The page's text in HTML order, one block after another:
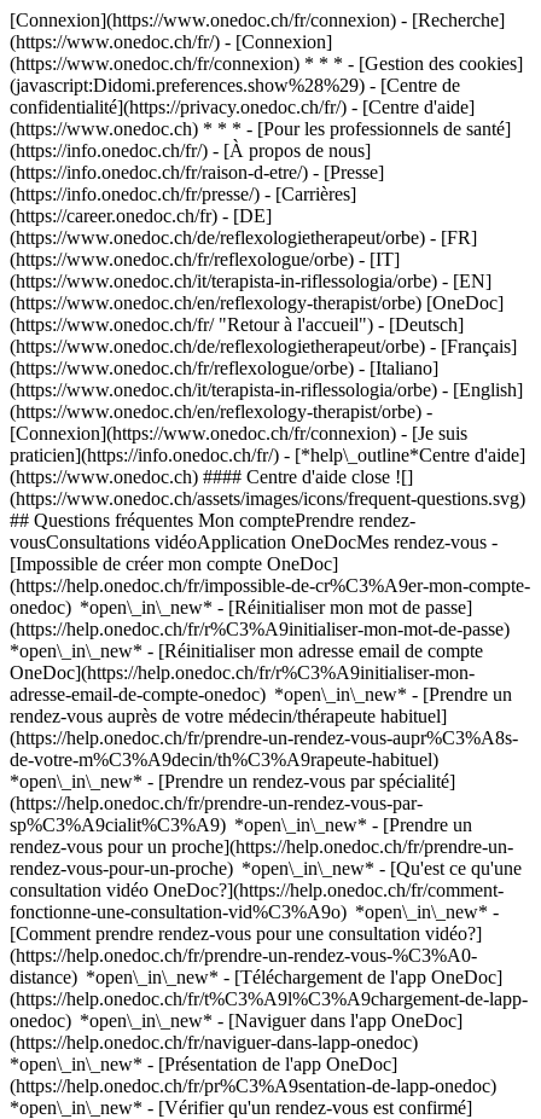
[Connexion](https://www.onedoc.ch/fr/connexion) - [Recherche]
(https://www.onedoc.ch/fr/) - [Connexion]
(https://www.onedoc.ch/fr/connexion) * * * - [Gestion des cookies]
(javascript:Didomi.preferences.show%28%29) - [Centre de
confidentialité](https://privacy.onedoc.ch/fr/) - [Centre d'aide]
(https://www.onedoc.ch) * * * - [Pour les professionnels de santé]
(https://info.onedoc.ch/fr/) - [À propos de nous]
(https://info.onedoc.ch/fr/raison-d-etre/) - [Presse]
(https://info.onedoc.ch/fr/presse/) - [Carrières]
(https://career.onedoc.ch/fr) - [DE]
(https://www.onedoc.ch/de/reflexologietherapeut/orbe) - [FR]
(https://www.onedoc.ch/fr/reflexologue/orbe) - [IT]
(https://www.onedoc.ch/it/terapista-in-riflessologia/orbe) - [EN]
(https://www.onedoc.ch/en/reflexology-therapist/orbe) [OneDoc]
(https://www.onedoc.ch/fr/ "Retour à l'accueil") - [Deutsch]
(https://www.onedoc.ch/de/reflexologietherapeut/orbe) - [Français]
(https://www.onedoc.ch/fr/reflexologue/orbe) - [Italiano]
(https://www.onedoc.ch/it/terapista-in-riflessologia/orbe) - [English]
(https://www.onedoc.ch/en/reflexology-therapist/orbe) -
[Connexion](https://www.onedoc.ch/fr/connexion) - [Je suis
praticien](https://info.onedoc.ch/fr/) - [*help\_outline*Centre d'aide]
(https://www.onedoc.ch) #### Centre d'aide close ![]
(https://www.onedoc.ch/assets/images/icons/frequent-questions.svg)
## Questions fréquentes Mon comptePrendre rendez-
vousConsultations vidéoApplication OneDocMes rendez-vous -
[Impossible de créer mon compte OneDoc]
(https://help.onedoc.ch/fr/impossible-de-cr%C3%A9er-mon-compte-
onedoc) *open\_in\_new* - [Réinitialiser mon mot de passe]
(https://help.onedoc.ch/fr/r%C3%A9initialiser-mon-mot-de-passe)
*open\_in\_new* - [Réinitialiser mon adresse email de compte
OneDoc](https://help.onedoc.ch/fr/r%C3%A9initialiser-mon-
adresse-email-de-compte-onedoc) *open\_in\_new* - [Prendre un
rendez-vous auprès de votre médecin/thérapeute habituel]
(https://help.onedoc.ch/fr/prendre-un-rendez-vous-aupr%C3%A8s-
de-votre-m%C3%A9decin/th%C3%A9rapeute-habituel)
*open\_in\_new* - [Prendre un rendez-vous par spécialité]
(https://help.onedoc.ch/fr/prendre-un-rendez-vous-par-
sp%C3%A9cialit%C3%A9) *open\_in\_new* - [Prendre un
rendez-vous pour un proche](https://help.onedoc.ch/fr/prendre-un-
rendez-vous-pour-un-proche) *open\_in\_new* - [Qu'est ce qu'une
consultation vidéo OneDoc?](https://help.onedoc.ch/fr/comment-
fonctionne-une-consultation-vid%C3%A9o) *open\_in\_new* -
[Comment prendre rendez-vous pour une consultation vidéo?]
(https://help.onedoc.ch/fr/prendre-un-rendez-vous-%C3%A0-
distance) *open\_in\_new* - [Téléchargement de l'app OneDoc]
(https://help.onedoc.ch/fr/t%C3%A9l%C3%A9chargement-de-lapp-
onedoc) *open\_in\_new* - [Naviguer dans l'app OneDoc]
(https://help.onedoc.ch/fr/naviguer-dans-lapp-onedoc)
*open\_in\_new* - [Présentation de l'app OneDoc]
(https://help.onedoc.ch/fr/pr%C3%A9sentation-de-lapp-onedoc)
*open\_in\_new* - [Vérifier qu'un rendez-vous est confirmé](https://help.onedoc.ch/fr/v%C3%A9rifier-quun-rendez-vous-est-confirm%C3%A9) *open\_in\_new* - [Annuler un rendez-vous pris en ligne sur OneDoc](https://help.onedoc.ch/fr/annuler-un-rendez-vous-pris-en-ligne-sur-onedoc) *open\_in\_new* - [Je ne reçois pas de confirmation de rendez-vous](https://help.onedoc.ch/fr/je-ne-re%C3%A7ois-pas-de-confirmation-de-rendez-vous) *open\_in\_new* [Voir tous nos articles *open\_in\_new*](https://help.onedoc.ch/fr/) close ## Modifier votre recherche ![Maison avec un signe plus annonçant qu’une consultation peut être effectuée sur place](https://www.onedoc.ch/assets/images/icons/on-site.svg) Sur place ![Caméra avec un symbole lecture annonçant qu’une consultation peut être effectuée à distance en vidéo](https://www.onedoc.ch/assets/images/icons/remote.svg) À distance Rechercher #### Spécialités #### Praticiens #### Établissements edit Réflexologue à Orbe tune Filtrer par Nouveaux patients*keyboard\_arrow\_down* - Acceptés*check\_circle* Langue parlée*keyboard\_arrow\_down* - Allemand*check\_circle* - Anglais*check\_circle* - Arabe*check\_circle* - Bulgare*check\_circle* - Chinois*check\_circle* - Espagnol*check\_circle* - Français*check\_circle* - Hindi*check\_circle* - Italien*check\_circle* - Japonais*check\_circle* - Polonais*check\_circle* - Portugais*check\_circle* - Roumain*check\_circle* - Serbe*check\_circle* Sexe*keyboard\_arrow\_down* - Femme*check\_circle* - Homme*check\_circle* Réseau*keyboard\_arrow\_down* - ASCA*check\_circle* - RME*check\_circle* - NVS*check\_circle* - APTN*check\_circle* Disponibilité*keyboard\_arrow\_down* - Disponible aujourdhui*check\_circle* - Dans les 3 prochains jours*check\_circle* - Dans les 7 prochains jours*check\_circle* - Dans les 14 prochains jours*check\_circle* # Réflexologue à Orbe: prenez rendez-vous en ligne aujourd'hui ## 3 résultats à Orbe [![M. Michel Brand, naturopathe MCO/TEN à Orbe](https://assets.onedoc.ch/images/users/5f47a4acaaa910d35d0fa6a2441369c5eed36b6e678e51b81bd8d12bf5e65b5b-small.jpg "M. Michel Brand, naturopathe MCO/TEN à Orbe")](https://www.onedoc.ch/fr/naturopathe-mco-ten/orbe/pcvwq/michel-brand) ### [M. Michel Brand](https://www.onedoc.ch/fr/naturopathe-mco-ten/orbe/pcvwq/michel-brand) ![Badge indiquant un profil vérifié](https://www.onedoc.ch/assets/images/icons/checkmark.svg) [Naturopathe MCO/TEN](https://www.onedoc.ch/fr/naturopathe-mco-ten/orbe), Réflexologue Cabinet de Michel Brand Rue de la Tournelle 50 1350 Orbe ![M. Michel Brand est affilié au réseau ASCA](https://assets.onedoc.ch/images/networks/logos/496d325fd4282f2f0a46197dd629fd16fcd2d324839e441a2a65aaa74df08a15-small.png)![M. Michel Brand est affilié au réseau RME](https://assets.onedoc.ch/images/networks/logos/a202aabd14cdddb5ff03205af2481fb805645ff903773c55a6c572d22f23762e-small.png) ![Icône patient avec un signe plus annonçant que le professionnel accepte de nouveaux patients](https://www.onedoc.ch/assets/images/icons/new-patients.svg)Accepte les nouveaux patients [Réserver un RDV](https://www.onedoc.ch/fr/naturopathe-mco-ten/orbe/pcvwq/michel-brand) *chevron\_left* lun. 03 août *chevron\_right* Voir plus de rendez-vous *error\_outline* Une erreur s'est produite lors du chargement des disponibilités [Réessayer](https://www.onedoc.ch) [![Mme Sujiang Boffa, réflexologue à Orbe](https://assets.onedoc.ch/images/users/d23b4c98d17b016527506ee6275070c10a46e0e69ac871cf5d4bd4bf66fe1a94-small.png "Mme Sujiang Boffa, réflexologue à Orbe")](https://www.onedoc.ch/fr/reflexologue/orbe/pkpm/sujiang-boffa) ### [Mme Sujiang Boffa](https://www.onedoc.ch/fr/reflexologue/orbe/pkpm/sujiang-boffa) ![Badge indiquant un profil vérifié](https://www.onedoc.ch/assets/images/icons/checkmark.svg) Réflexologue Yuan Zhi Yuan Institut (Orbe) Rue de la Tournelle 50 1350 Orbe ![Mme Sujiang Boffa est affiliée au réseau ASCA](https://assets.onedoc.ch/images/networks/logos/496d325fd4282f2f0a46197dd629fd16fcd2d324839e441a2a65aaa74df08a15-small.png)![Mme Sujiang Boffa est affiliée au réseau RME](https://assets.onedoc.ch/images/networks/logos/a202aabd14cdddb5ff03205af2481fb805645ff903773c55a6c572d22f23762e-small.png)![Mme Sujiang Boffa est affiliée au réseau APTN](https://assets.onedoc.ch/images/networks/logos/acc17c8b8dc440ad01d2aa3030ef85b08b0379c84d0e86cfe5402c471516a0c9-small.png) ![Icône patient avec un signe plus annonçant que le professionnel accepte de nouveaux patients](https://www.onedoc.ch/assets/images/icons/new-patients.svg)Accepte les nouveaux patients [Réserver un RDV](https://www.onedoc.ch/fr/reflexologue/orbe/pkpm/sujiang-boffa) *chevron\_left* lun. 03 août *chevron\_right* Voir plus de rendez-vous *error\_outline* Une erreur s'est produite lors du chargement des disponibilités [Réessayer](https://www.onedoc.ch) [![Mme Lydie Allenbach, thérapeute en drainage lymphatique à Orbe](https://assets.onedoc.ch/images/users/a3ed21b3c569e938051a1c428ce2407238557f90ba2aa50fdd8ce6a5bbe4df35-small.jpg "Mme Lydie Allenbach, thérapeute en drainage lymphatique à Orbe")](https://www.onedoc.ch/fr/therapeute-en-drainage-lymphatique/orbe/pczht/lydie-allenbach) ### [Mme Lydie Allenbach](https://www.onedoc.ch/fr/therapeute-en-drainage-lymphatique/orbe/pczht/lydie-allenbach) ![Badge indiquant un profil vérifié](https://www.onedoc.ch/assets/images/icons/checkmark.svg) [Thérapeute en drainage lymphatique](https://www.onedoc.ch/fr/therapeute-en-drainage-lymphatique/orbe), Réflexologue Yukan-Thérapies Rue des Terreaux 20 1350 Orbe ![Mme Lydie Allenbach est affiliée au réseau ASCA](https://assets.onedoc.ch/images/networks/logos/496d325fd4282f2f0a46197dd629fd16fcd2d324839e441a2a65aaa74df08a15-small.png)![Mme Lydie Allenbach est affiliée au réseau RME](https://assets.onedoc.ch/images/networks/logos/a202aabd14cdddb5ff03205af2481fb805645ff903773c55a6c572d22f23762e-small.png) ![Icône patient avec un signe plus annonçant que le professionnel accepte de nouveaux patients](https://www.onedoc.ch/assets/images/icons/new-patients.svg)Accepte les nouveaux patients [Réserver un RDV](https://www.onedoc.ch/fr/therapeute-en-drainage-lymphatique/orbe/pczht/lydie-allenbach) Expertises:[Arthrose](https://www.onedoc.ch/fr/arthrose/orbe), [Céphalée et migraine](https://www.onedoc.ch/fr/cephalee-et-migraine/orbe), [Soin des pieds](https://www.onedoc.ch/fr/soin-des-pieds/orbe)Voir plus *chevron\_left* lun. 03 août *chevron\_right* Voir plus de rendez-vous *error\_outline* Une erreur s'est produite lors du chargement des disponibilités [Réessayer](https://www.onedoc.ch) Expertises:[Arthrose](https://www.onedoc.ch/fr/arthrose/orbe), [Céphalée et migraine](https://www.onedoc.ch/fr/cephalee-et-migraine/orbe), [Soin des pieds](https://www.onedoc.ch/fr/soin-des-pieds/orbe)Voir plus ## __Réflexologues__: d'autres spécialistes sont réservables en ligne dans les environs de __Orbe__ [![Mme Mélissa Nicole soit Nicoulaz, masseuse classique à Montcherand](https://assets.onedoc.ch/images/users/f106347359d42d18c9f27c1eac17d8ca3878f7a3d7d87efa9e1e200bc7c26f1c-small.jpg "Mme Mélissa Nicole soit Nicoulaz, masseuse classique à Montcherand")](https://www.onedoc.ch/fr/masseuse-classique/montcherand/pct6d/melissa-nicole-soit-nicoulaz) ### [Mme Mélissa Nicole soit Nicoulaz](https://www.onedoc.ch/fr/masseuse-classique/montcherand/pct6d/melissa-nicole-soit-nicoulaz) ![Badge indiquant un profil vérifié](https://www.onedoc.ch/assets/images/icons/checkmark.svg) [Masseuse classique](https://www.onedoc.ch/fr/masseur-classique/montcherand), [Réflexologue](https://www.onedoc.ch/fr/reflexologue/montcherand) Mélissage·Thérapies naturelles En Contramont 12 1354 Montcherand ![Mme Mélissa Nicole soit Nicoulaz est affiliée au réseau ASCA](https://assets.onedoc.ch/images/networks/logos/496d325fd4282f2f0a46197dd629fd16fcd2d324839e441a2a65aaa74df08a15-small.png)![Mme Mélissa Nicole soit Nicoulaz est affiliée au réseau RME](https://assets.onedoc.ch/images/networks/logos/a202aabd14cdddb5ff03205af2481fb805645ff903773c55a6c572d22f23762e-small.png) ![Icône patient avec un signe plus annonçant que le professionnel accepte de nouveaux patients](https://www.onedoc.ch/assets/images/icons/new-patients.svg)Accepte les nouveaux patients [Réserver un RDV](https://www.onedoc.ch/fr/masseuse-classique/montcherand/pct6d/melissa-nicole-soit-nicoulaz) [![M. Carl Hodler, masseur classique à Chavornay](https://assets.onedoc.ch/images/users/636cf7968d4b832fe50dc2355da15389665fc154d93677f06879c3f97570ebe5-small.png "M. Carl Hodler, masseur classique à Chavornay")](https://www.onedoc.ch/fr/masseur-classique/chavornay/pczut/carl-hodler) ### [M. Carl Hodler](https://www.onedoc.ch/fr/masseur-classique/chavornay/pczut/carl-hodler) ![Badge indiquant un profil vérifié](https://www.onedoc.ch/assets/images/icons/checkmark.svg) [Masseur classique](https://www.onedoc.ch/fr/masseur-classique/chavornay), [Réflexologue](https://www.onedoc.ch/fr/reflexologue/chavornay) Natura-Massage Chemin de la Ville 2B 1373 Chavornay ![M. Carl Hodler est affilié au réseau ASCA](https://assets.onedoc.ch/images/networks/logos/496d325fd4282f2f0a46197dd629fd16fcd2d324839e441a2a65aaa74df08a15-small.png)![M. Carl Hodler est affilié au réseau RME](https://assets.onedoc.ch/images/networks/logos/a202aabd14cdddb5ff03205af2481fb805645ff903773c55a6c572d22f23762e-small.png) ![Icône patient avec un signe plus annonçant que le professionnel accepte de nouveaux patients](https://www.onedoc.ch/assets/images/icons/new-patients.svg)Accepte les nouveaux patients [Réserver un RDV](https://www.onedoc.ch/fr/masseur-classique/chavornay/pczut/carl-hodler) [![Mme Alissia Pisler, masseuse classique à Rances](https://assets.onedoc.ch/images/users/86fc1381d738e96754fd7e8dcbcbe72d2a07388f7e610646386520d27abfd737-small.jpg "Mme Alissia Pisler, masseuse classique à Rances")](https://www.onedoc.ch/fr/masseuse-classique/rances/pcv6w/alissia-pisler) ### [Mme Alissia Pisler](https://ww